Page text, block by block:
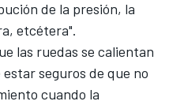
de la presión, la
etcétera".
las ruedas se calientan
seguros de que no
cuando la